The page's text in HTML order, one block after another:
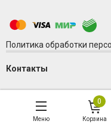
Политика обработки
Контакты
Меню
0
Корзина